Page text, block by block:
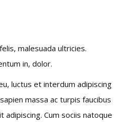
malesuada ultricies.
in, dolor.
luctus et interdum adipiscing
massa ac turpis faucibus
Cum sociis natoque